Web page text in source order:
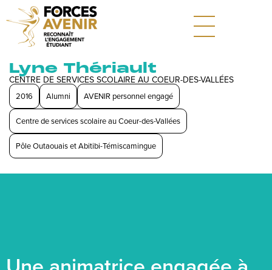
Lyne Thériault
CENTRE DE SERVICES SCOLAIRE AU COEUR-DES-VALLÉES
2016 Alumni AVENIR personnel engagé
Centre de services scolaire au Coeur-des-Vallées
Pôle Outaouais et Abitibi-Témiscamingue